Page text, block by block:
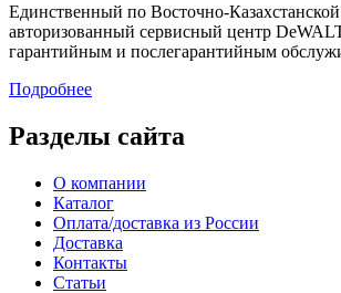
Единственный по Восточно-Казахстанской
авторизованный сервисный центр
гарантийным и послегарантийным
Подробнее
Разделы сайта
О компании
Каталог
Оплата/доставка из России
Доставка
Контакты
Статьи